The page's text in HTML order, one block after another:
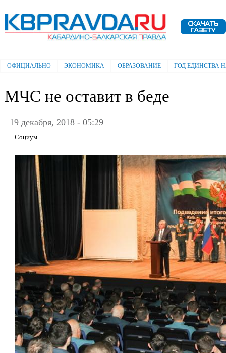
Электронная газета "Кабардино-
Балкарская правда"
Главное меню
ОФИЦИАЛЬНО ЭКОНОМИКА ОБРАЗОВАНИЕ ГОД ЕДИНСТВА
МЧС не оставит в беде
19 декабря, 2018 - 05:29
Социум